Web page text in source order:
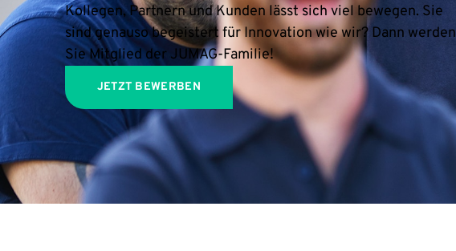
Kollegen, Partnern und Kunden lässt sich viel bewegen. Sie
sind genauso begeistert für Innovation wie wir? Dann werden
Sie Mitglied der JUMAG-Familie!
JETZT BEWERBEN